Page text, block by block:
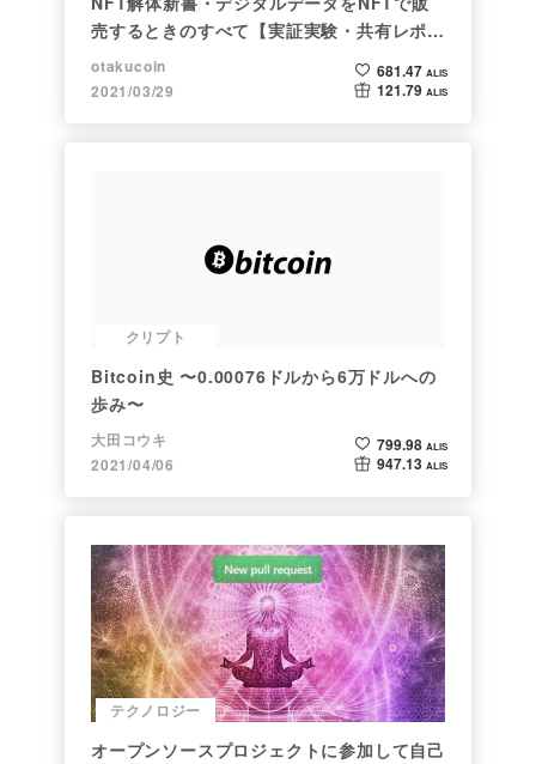
売するときのすべて【実証実験・共有レポー
ト】
otakucoin
2021/03/29
681.47 ALIS
121.79 ALIS
クリプト
Bitcoin史 〜0.00076ドルから6万ドルへの
歩み〜
大田コウキ
2021/04/06
799.98 ALIS
947.13 ALIS
テクノロジー
オープンソースプロジェクトに参加して自己